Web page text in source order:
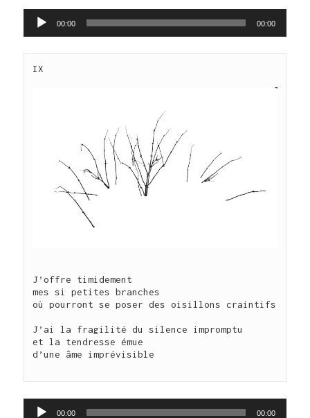
Lecteur 00:00 00:00
J’offre timidement
mes si petites branches
où pourront se poser des oisillons craintifs
J’ai la fragilité du silence impromptu
et la tendresse émue
d’une âme imprévisible
Lecteur 00:00 00:00